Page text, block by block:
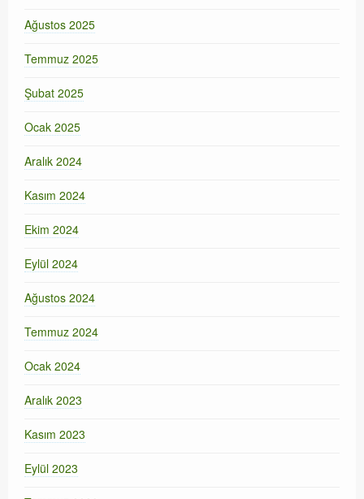
Ağustos 2025
Temmuz 2025
Şubat 2025
Ocak 2025
Aralık 2024
Kasım 2024
Ekim 2024
Eylül 2024
Ağustos 2024
Temmuz 2024
Ocak 2024
Aralık 2023
Kasım 2023
Eylül 2023